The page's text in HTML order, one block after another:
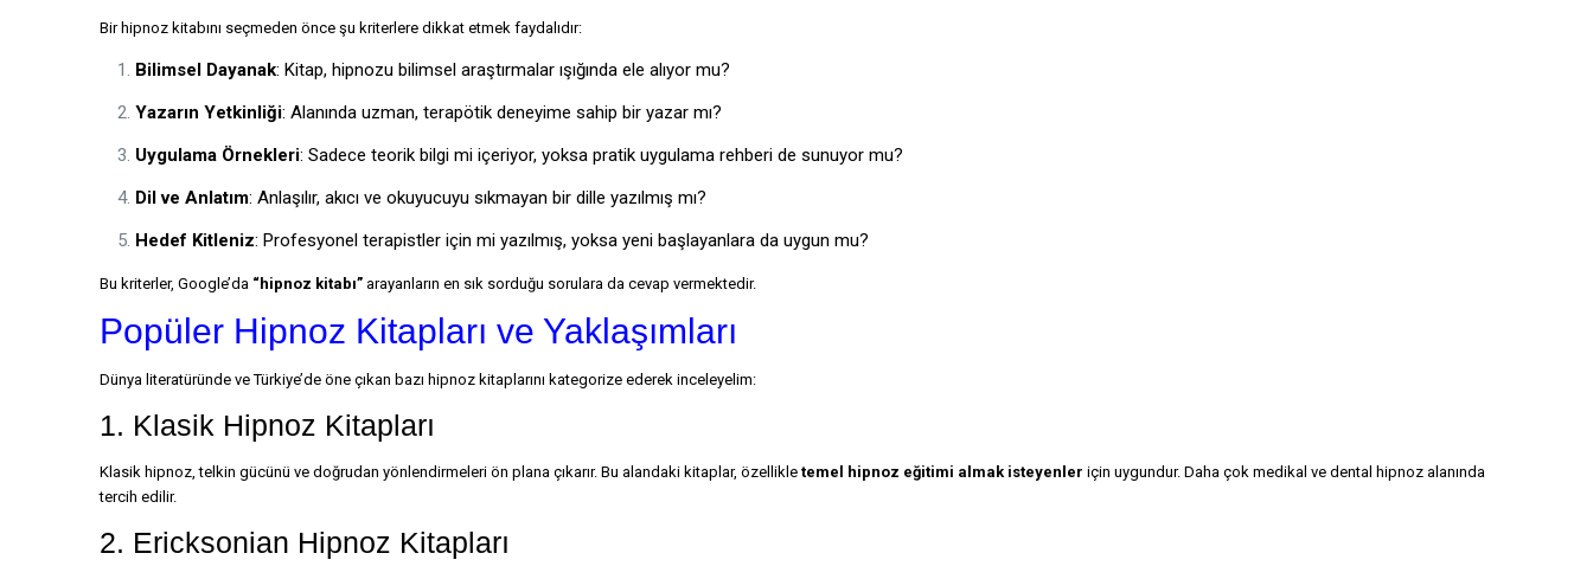
Bir hipnoz kitabını seçmeden önce şu kriterlere dikkat etmek faydalıdır:
Bilimsel Dayanak: Kitap, hipnozu bilimsel araştırmalar ışığında ele alıyor mu?
Yazarın Yetkinliği: Alanında uzman, terapötik deneyime sahip bir yazar mı?
Uygulama Örnekleri: Sadece teorik bilgi mi içeriyor, yoksa pratik uygulama rehberi de sunuyor mu?
Dil ve Anlatım: Anlaşılır, akıcı ve okuyucuyu sıkmayan bir dille yazılmış mı?
Hedef Kitleniz: Profesyonel terapistler için mi yazılmış, yoksa yeni başlayanlara da uygun mu?
Bu kriterler, Google’da “hipnoz kitabı” arayanların en sık sorduğu sorulara da cevap vermektedir.
Popüler Hipnoz Kitapları ve Yaklaşımları
Dünya literatüründe ve Türkiye’de öne çıkan bazı hipnoz kitaplarını kategorize ederek inceleyelim:
1. Klasik Hipnoz Kitapları
Klasik hipnoz, telkin gücünü ve doğrudan yönlendirmeleri ön plana çıkarır. Bu alandaki kitaplar, özellikle temel hipnoz eğitimi almak isteyenler için uygundur. Daha çok medikal ve dental hipnoz alanında
tercih edilir.
2. Ericksonian Hipnoz Kitapları